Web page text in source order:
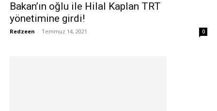
Bakan’ın oğlu ile Hilal Kaplan TRT
yönetimine girdi!
Redzeen - Temmuz 14, 2021 0